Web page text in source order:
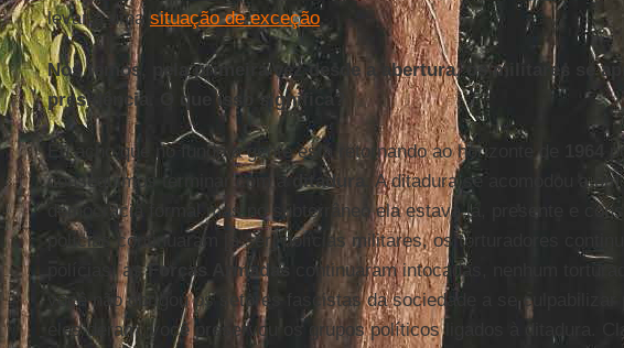
levar a uma situação de exceção.
Nós temos, pela primeira vez desde a abertura, os militares se
presidência. O que isso significa?
Eu acho que no fundo a gente está retornando ao horizonte de
conseguimos terminar com aditadura.
A ditadura se acomodou a
democracia formal mas no subterrâneo ela estava lá, presente e
polícias continuaram [a ser] polícias militares, os torturadores
polícias, asForças Armadas
continuaram intocadas, nenhum
você não obrigou os setores fascistas da sociedade a se culpabilizar
eles deram, você preservou os grupos políticos ligados à ditadura.